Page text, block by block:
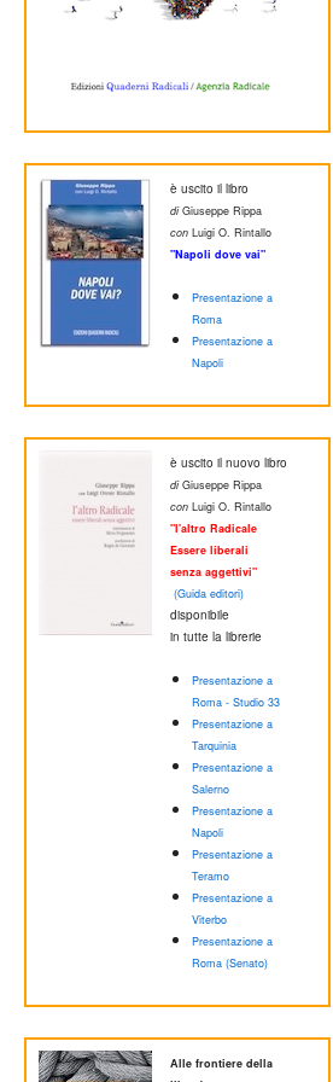
è uscito il libro
diGiuseppe Rippa
con Luigi O. Rintallo
"Napoli dove vai"
Presentazione a
Roma
Presentazione a
Napoli
è uscito il nuovo libro
diGiuseppe Rippa
con Luigi O. Rintallo
"l'altro Radicale
Essere liberali
senza aggettivi"
(Guida editori)
disponibile
in tutte la librerie
Presentazione a
Roma - Studio 33
Presentazione a
Tarquinia
Presentazione a
Salerno
Presentazione a
Napoli
Presentazione a
Teramo
Presentazione a
Viterbo
Presentazione a
Roma (Senato)
Alle frontiere della